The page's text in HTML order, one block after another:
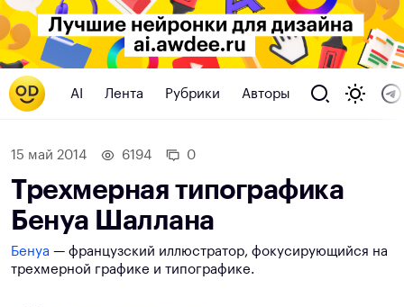
AI Лента Рубрики Авторы
15 май 2014 6194 0
Трехмерная типографика
Бенуа Шаллана
Бенуа — французский иллюстратор, фокусирующийся на
трехмерной графике и типографике.